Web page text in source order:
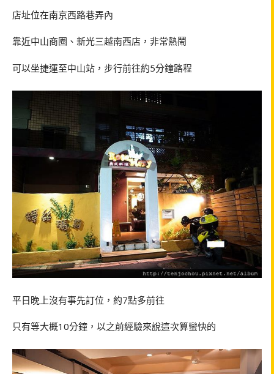
店址位在南京西路巷弄內
靠近中山商圈、新光三越南西店，非常熱鬧
可以坐捷運至中山站，步行前往約5分鐘路程
平日晚上沒有事先訂位，約7點多前往
只有等大概10分鐘，以之前經驗來說這次算蠻快的